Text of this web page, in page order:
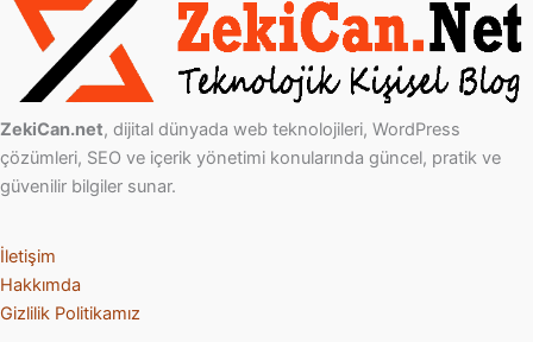
ZekiCan.net, dijital dünyada web teknolojileri, WordPress
çözümleri, SEO ve içerik yönetimi konularında güncel, pratik ve
güvenilir bilgiler sunar.
İletişim
Hakkımda
Gizlilik Politikamız